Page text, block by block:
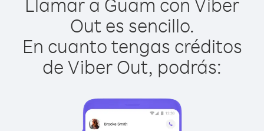
Out es sencillo.
En cuanto tengas créditos
de Viber Out, podrás: